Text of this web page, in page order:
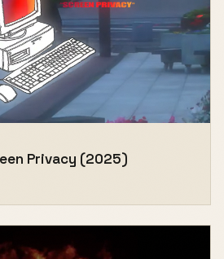
Privacy (2025)